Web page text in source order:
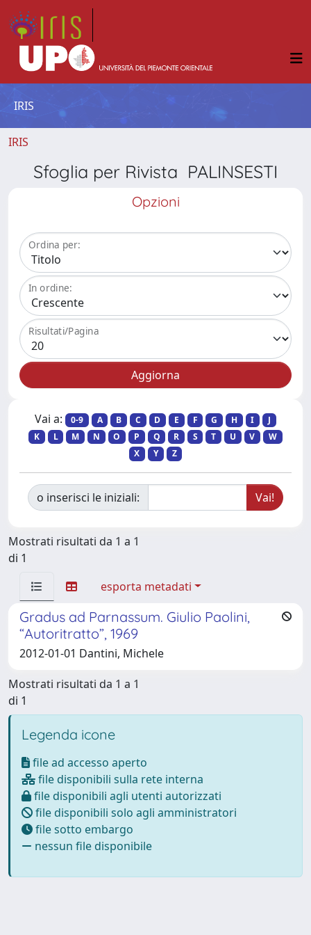
IRIS
IRIS
Sfoglia per Rivista PALINSESTI
Opzioni
Ordina per:
In ordine:
Risultati/Pagina
Vai a: 0-9 A B C D E F G H I
J
K
L M N O P Q R S T U V
W
X
Y Z
o inserisci le iniziali:
Mostrati risultati da 1 a 1
di 1
esporta metadati
Gradus ad Parnassum. Giulio Paolini,
“Autoritratto”, 1969
2012-01-01 Dantini, Michele
Mostrati risultati da 1 a 1
di 1
Legenda icone
file ad accesso aperto
file disponibili sulla rete interna
file disponibili agli utenti autorizzati
file disponibili solo agli amministratori
file sotto embargo
nessun file disponibile